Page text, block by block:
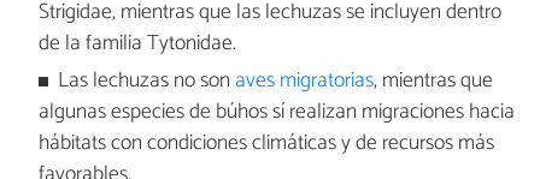
Strigidae, mientras que las lechuzas se incluyen dentro
de la familia Tytonidae.
Las lechuzas no son aves migratorias, mientras que
algunas especies de búhos sí realizan migraciones hacia
hábitats con condiciones climáticas y de recursos más